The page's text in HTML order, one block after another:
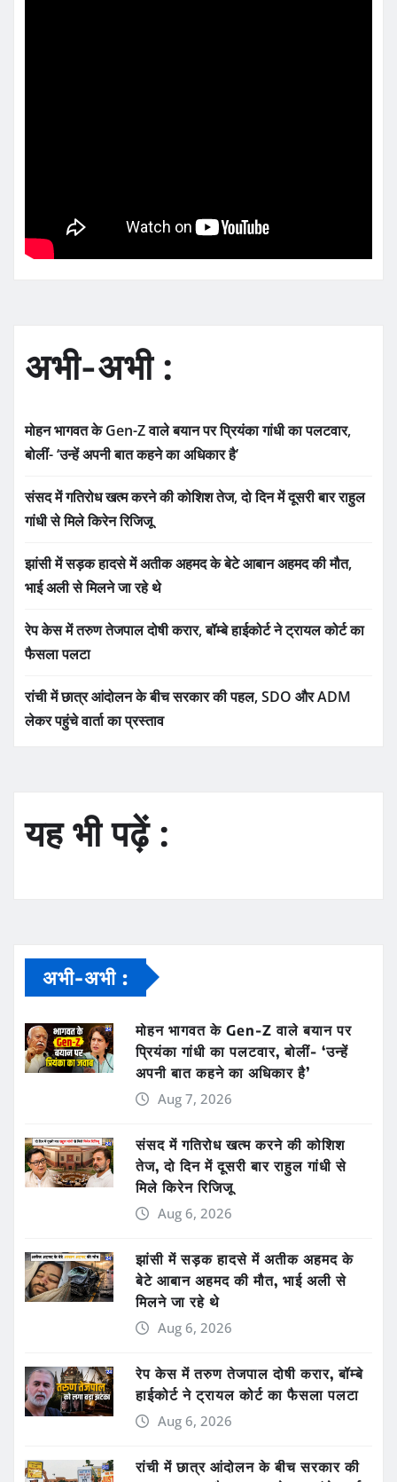
अभी-अभी :
मोहन भागवत के Gen-Z वाले बयान पर प्रियंका गांधी का पलटवार,
बोलीं- ‘उन्हें अपनी बात कहने का अधिकार है’
संसद में गतिरोध खत्म करने की कोशिश तेज, दो दिन में दूसरी बार राहुल
गांधी से मिले किरेन रिजिजू
झांसी में सड़क हादसे में अतीक अहमद के बेटे आबान अहमद की मौत,
भाई अली से मिलने जा रहे थे
रेप केस में तरुण तेजपाल दोषी करार, बॉम्बे हाईकोर्ट ने ट्रायल कोर्ट का
फैसला पलटा
रांची में छात्र आंदोलन के बीच सरकार की पहल, SDO और ADM
लेकर पहुंचे वार्ता का प्रस्ताव
यह भी पढ़ें :
अभी-अभी :
मोहन भागवत के Gen-Z वाले बयान पर
प्रियंका गांधी का पलटवार, बोलीं- ‘उन्हें
अपनी बात कहने का अधिकार है’
Aug 7, 2026
संसद में गतिरोध खत्म करने की कोशिश
तेज, दो दिन में दूसरी बार राहुल गांधी से
मिले किरेन रिजिजू
Aug 6, 2026
झांसी में सड़क हादसे में अतीक अहमद के
बेटे आबान अहमद की मौत, भाई अली से
मिलने जा रहे थे
Aug 6, 2026
रेप केस में तरुण तेजपाल दोषी करार, बॉम्बे
हाईकोर्ट ने ट्रायल कोर्ट का फैसला पलटा
Aug 6, 2026
रांची में छात्र आंदोलन के बीच सरकार की